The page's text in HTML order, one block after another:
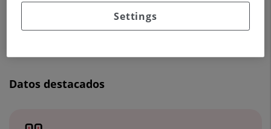
Datos destacados
Settings